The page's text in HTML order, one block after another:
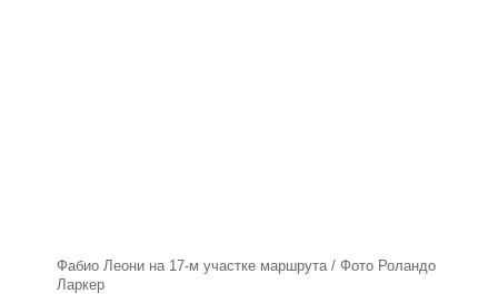
Фабио Леони на 17-м участке маршрута / Фото Роландо
Ларкер